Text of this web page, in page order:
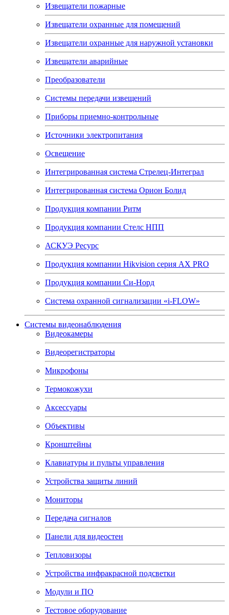
Извещатели пожарные
Извещатели охранные для помещений
Извещатели охранные для наружной установки
Извещатели аварийные
Преобразователи
Системы передачи извещений
Приборы приемно-контрольные
Источники электропитания
Освещение
Интегрированная система Стрелец-Интеграл
Интегрированная система Орион Болид
Продукция компании Ритм
Продукция компании Стелс НПП
АСКУЭ Ресурс
Продукция компании Hikvision серия AX PRO
Продукция компании Си-Норд
Система охранной сигнализации «i-FLOW»
Системы видеонаблюдения
Видеокамеры
Видеорегистраторы
Микрофоны
Термокожухи
Аксессуары
Объективы
Кронштейны
Клавиатуры и пульты управления
Устройства защиты линий
Мониторы
Передача сигналов
Панели для видеостен
Тепловизоры
Устройства инфракрасной подсветки
Модули и ПО
Тестовое оборудование